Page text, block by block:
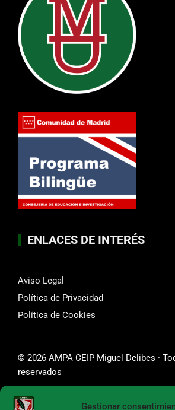
Gestionar
ENLACES DE INTERÉS
Aviso Legal
Política de Privacidad
Política de Cookies
© 2026 AMPA CEIP Miguel Delibes ·
reservados